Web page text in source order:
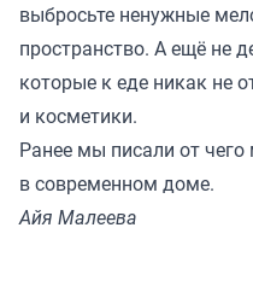
выбросьте ненужные
пространство. А ещё не
которые к еде никак не
и косметики.
Ранее мы писали от
в современном доме.
Айя Малеева